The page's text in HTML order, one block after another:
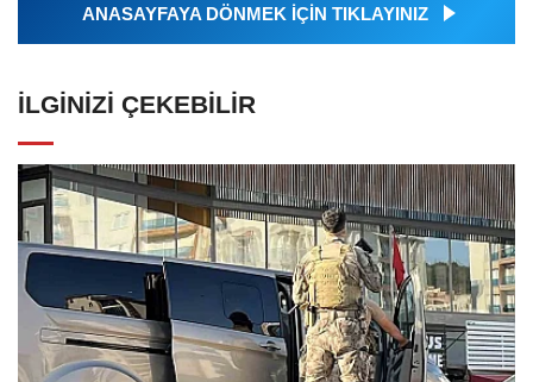
ANASAYFAYA DÖNMEK İÇİN TIKLAYINIZ
İLGINIZI ÇEKEBILIR